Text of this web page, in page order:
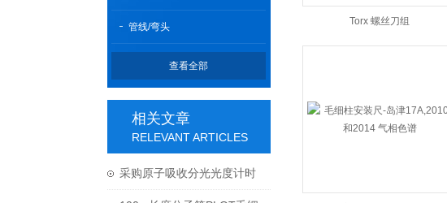
管线/弯头
查看全部
相关文章
RELEVANT ARTICLES
采购原子吸收分光光度计时
Torx 螺丝刀组